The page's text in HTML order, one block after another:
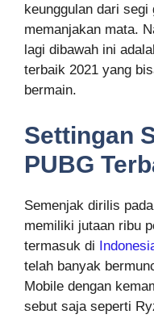
keunggulan dari
memanjakan mata.
lagi dibawah ini
terbaik 2021 yang
bermain.
Settingan
PUBG
Semenjak dirilis
memiliki jutaan ribu
termasuk di
telah banyak
Mobile dengan
sebut saja seperti